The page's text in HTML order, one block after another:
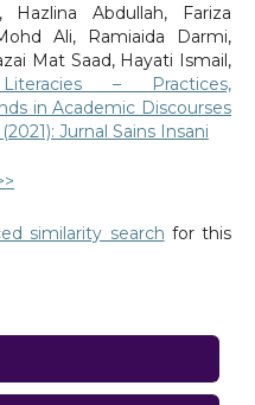
Hazlina Abdullah, Fariza
Ali, Ramiaida Darmi,
Mat Saad, Hayati Ismail,
– Practices,
in Academic Discourses
Jurnal Sains Insani
similarity search for this